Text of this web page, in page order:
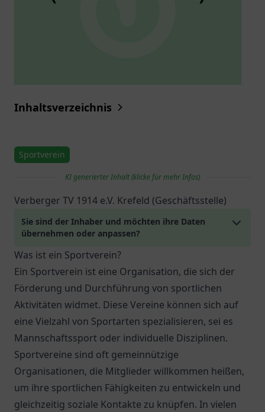
Inhaltsverzeichnis
Sportverein
KI generierter Inhalt (klicke für mehr Infos)
Verberger TV 1914 e.V. Krefeld (Geschäftsstelle)
Sie sind der Inhaber und möchten ihre Daten
übernehmen oder anpassen?
Was ist ein Sportverein?
Ein Sportverein ist eine Organisation, die sich der
Förderung und Durchführung von sportlichen
Aktivitäten widmet. Diese Vereine können sich auf
eine Vielzahl von Sportarten spezialisieren, sei es
Mannschaftssport oder individuelle Disziplinen.
Sportvereine sind oft gemeinnützige
Organisationen, die Mitglieder willkommen heißen,
um ihre sportlichen Fähigkeiten zu entwickeln und
gleichzeitig soziale Kontakte zu knüpfen. In vielen